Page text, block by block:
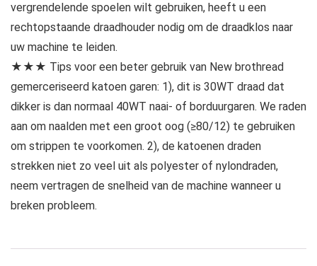
vergrendelende spoelen wilt gebruiken, heeft u een
rechtopstaande draadhouder nodig om de draadklos naar
uw machine te leiden.
★★★ Tips voor een beter gebruik van New brothread
gemerceriseerd katoen garen: 1), dit is 30WT draad dat
dikker is dan normaal 40WT naai- of borduurgaren. We raden
aan om naalden met een groot oog (≥80/12) te gebruiken
om strippen te voorkomen. 2), de katoenen draden
strekken niet zo veel uit als polyester of nylondraden,
neem vertragen de snelheid van de machine wanneer u
breken probleem.